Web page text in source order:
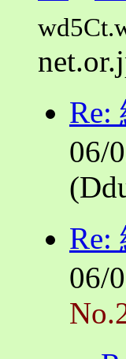
Re:
06/
Re:
06/